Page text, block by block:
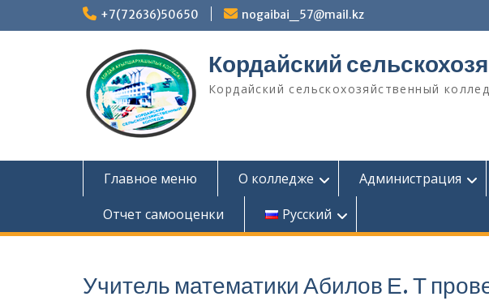
+7(72636)50650
nogaibai_57@mail.kz
Кордайский
Кордайский сельскохозяйственный
Главное меню О колледже Администрация
Отчет самооценки
Русский
Учитель математики Абилов Е. Т